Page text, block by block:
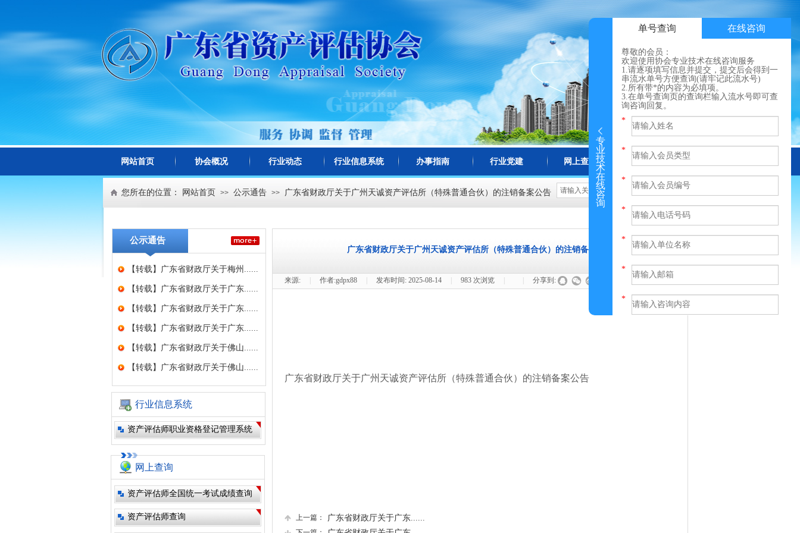
网站首页 协会概况 行业动态 行业信息系统 办事指南 行业党建 网上查询 更多
您所在的位置： 网站首页 >> 公示通告 >> 广东省财政厅关于广州天诚资产评估所（特殊普通合伙）的注销备案公告
广东省财政厅关于广州天诚资产评估所（特殊普通合伙）的注销备案公告
来源: 作者:gdpx88 发布时间: 2025-08-14 983 次浏览 分享到:
广东省财政厅关于广州天诚资产评估所（特殊普通合伙）的注销备案公告
上一篇： 广东省财政厅关于广东......
公示通告
【转载】广东省财政厅关于梅州......
【转载】广东省财政厅关于广东......
【转载】广东省财政厅关于广东......
【转载】广东省财政厅关于广东......
【转载】广东省财政厅关于佛山......
【转载】广东省财政厅关于佛山......
行业信息系统
资产评估师职业资格登记管理系统
网上查询
资产评估师全国统一考试成绩查询
资产评估师查询
专
业
技
术
在
线
咨
询
单号查询 在线咨询
尊敬的会员：
欢迎使用协会专业技术在线咨询服务
1.请逐项填写信息并提交，提交后会得到一
串流水单号方便查询(请牢记此流水号)
2.所有带*的内容为必填项。
3.在单号查询页的查询栏输入流水号即可查
询咨询回复。